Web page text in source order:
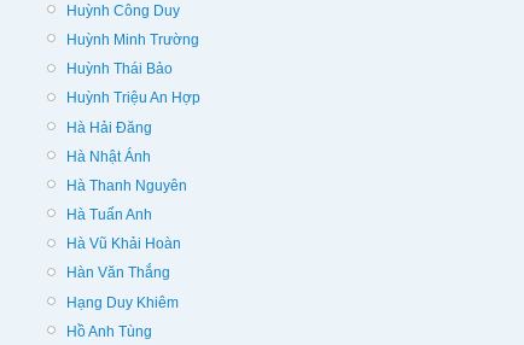
Huỳnh Công Duy
Huỳnh Minh Trường
Huỳnh Thái Bảo
Huỳnh Triệu An Hợp
Hà Hải Đăng
Hà Nhật Ánh
Hà Thanh Nguyên
Hà Tuấn Anh
Hà Vũ Khải Hoàn
Hàn Văn Thắng
Hạng Duy Khiêm
Hồ Anh Tùng